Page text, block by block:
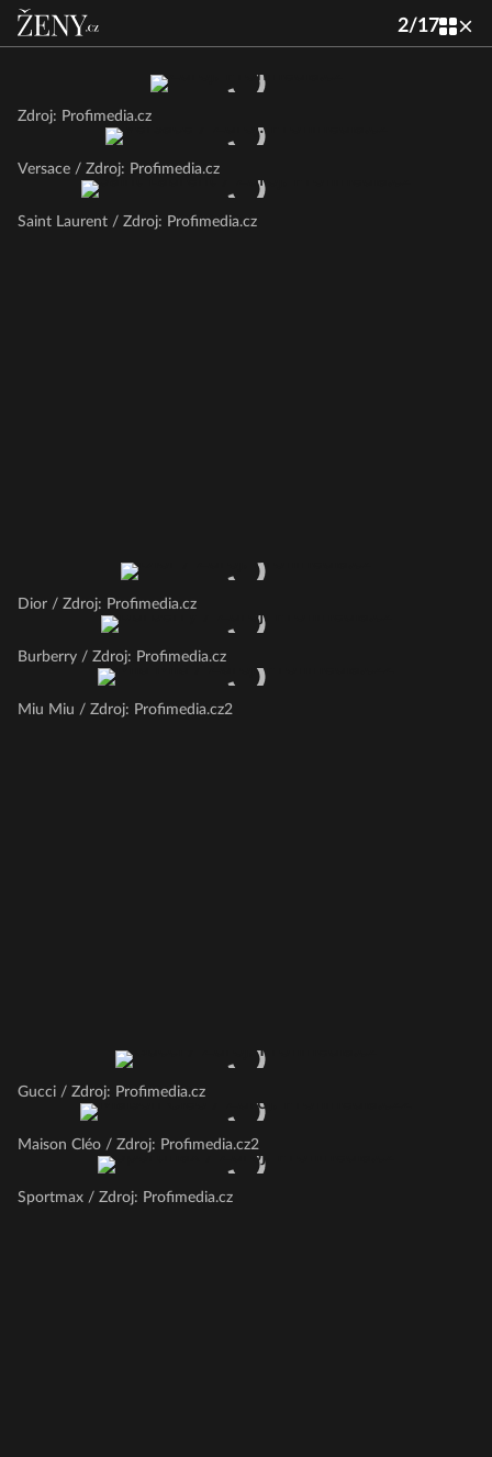
2/17
Zdroj: Profimedia.cz
Versace / Zdroj: Profimedia.cz
Saint Laurent / Zdroj: Profimedia.cz
Dior / Zdroj: Profimedia.cz
Burberry / Zdroj: Profimedia.cz
Miu Miu / Zdroj: Profimedia.cz2
Gucci / Zdroj: Profimedia.cz
Maison Cléo / Zdroj: Profimedia.cz2
Sportmax / Zdroj: Profimedia.cz